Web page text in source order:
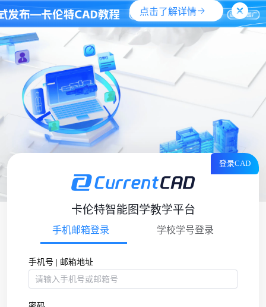
点击了解详情
登录CAD
卡伦特智能图学教学平台
手机邮箱登录 学校学号登录
手机号 | 邮箱地址